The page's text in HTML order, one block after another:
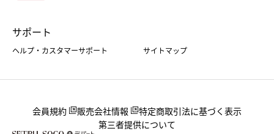
サポート
ヘルプ・カスタマーサポート サイトマップ
会員規約 販売会社情報
特定商取引法に基づく表示
第三者提供について